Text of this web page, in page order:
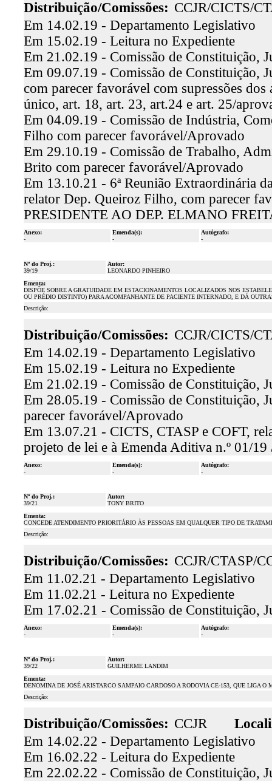
Distribuição/Comissões: CCJR/CICTS/
Em 14.02.19 - Departamento Legislativo
Em 15.02.19 - Leitura no Expediente
Em 21.02.19 - Comissão de Constituição,
Em 09.07.19 - Comissão de Constituição,
com parecer favorável com supressões
único, art. 18, art. 23, art.24 e art. 25/
Em 04.09.19 - Comissão de Indústria,
Filho com parecer favorável/Aprovado
Em 29.10.19 - Comissão de Trabalho,
Brito com parecer favorável/Aprovado
Em 13.10.21 - 6ª Reunião Extraordinária
relator Dep. Queiroz Filho, com parecer
PRESIDENTE AO DEP. ELMANO
Anexo:
-
Emenda(s):
-
Autógrafo:
-
Nº do Proj.:
39/19
Autor:
LEONARDO PINHEIRO
Ementa:
DISPÕE SOBRE A GRATUIDADE EM ESTACIONAMENTOS LOCALIZADOS NOS
OU PRÉDIO DISTINTO) PARA ACOMPANHANTE DE PACIENTE INTERNADO, E DÁ
Descrição:
Distribuição/Comissões: CCJR/CICTS/
Em 14.02.19 - Departamento Legislativo
Em 15.02.19 - Leitura no Expediente
Em 21.02.19 - Comissão de Constituição,
Em 28.05.19 - Comissão de Constituição,
parecer favorável/Aprovado
Em 13.07.21 - CICTS, CTASP e COFT,
projeto de lei e à Emenda Aditiva n.º 01/
Anexo:
-
Emenda(s):
-
Autógrafo:
-
Nº do Proj.:
39/21
Autor:
TONY BRITO
Ementa:
CONCEDE ATENDIMENTO PRIORITÁRIO ÀS PESSOAS EM QUALQUER TIPO DE
Descrição:
Distribuição/Comissões: CCJR/CTASP/
Em 11.02.21 - Departamento Legislativo
Em 11.02.21 - Leitura no Expediente
Em 17.02.21 - Comissão de Constituição,
Anexo:
-
Emenda(s):
-
Autógrafo:
-
Nº do Proj.:
39/22
Autor:
GUILHERME LANDIM
Ementa:
DENOMINA DE JOSÉ ARISTARCO SAMPAIO CARDOSO A RODOVIA CE-153, QUE LIGA
Descrição:
Distribuição/Comissões: CCJR
Em 14.02.22 - Departamento Legislativo
Em 16.02.22 - Leitura do Expediente
Em 22.02.22 - Comissão de Constituição,